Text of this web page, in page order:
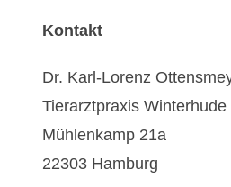
Kontakt
Dr. Karl-Lorenz
Tierarztpraxis Winterhude
Mühlenkamp 21a
22303 Hamburg